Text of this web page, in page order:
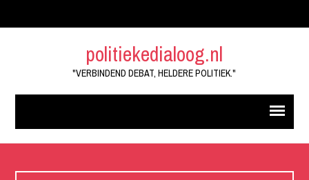
politiekedialoog.nl
"VERBINDEND DEBAT, HELDERE POLITIEK."